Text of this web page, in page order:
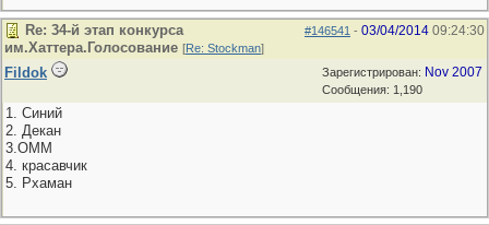
#146541 - 03/04/2014 09:24:30
Re: 34-й этап конкурса
им.Хаттера.Голосование [Re: Stockman]
Зарегистрирован: Nov 2007
Сообщения: 1,190
Fildok
1. Синий
2. Декан
3.ОММ
4. красавчик
5. Рхаман